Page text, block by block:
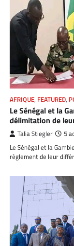
AFRIQUE, FEATURED,
Le Sénégal et la
délimitation de
Talia Stiegler 5
Le Sénégal et la
règlement de leur